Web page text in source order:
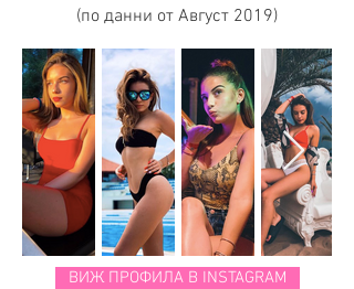
(по данни от Август 2019)
ВИЖ ПРОФИЛА В INSTAGRAM